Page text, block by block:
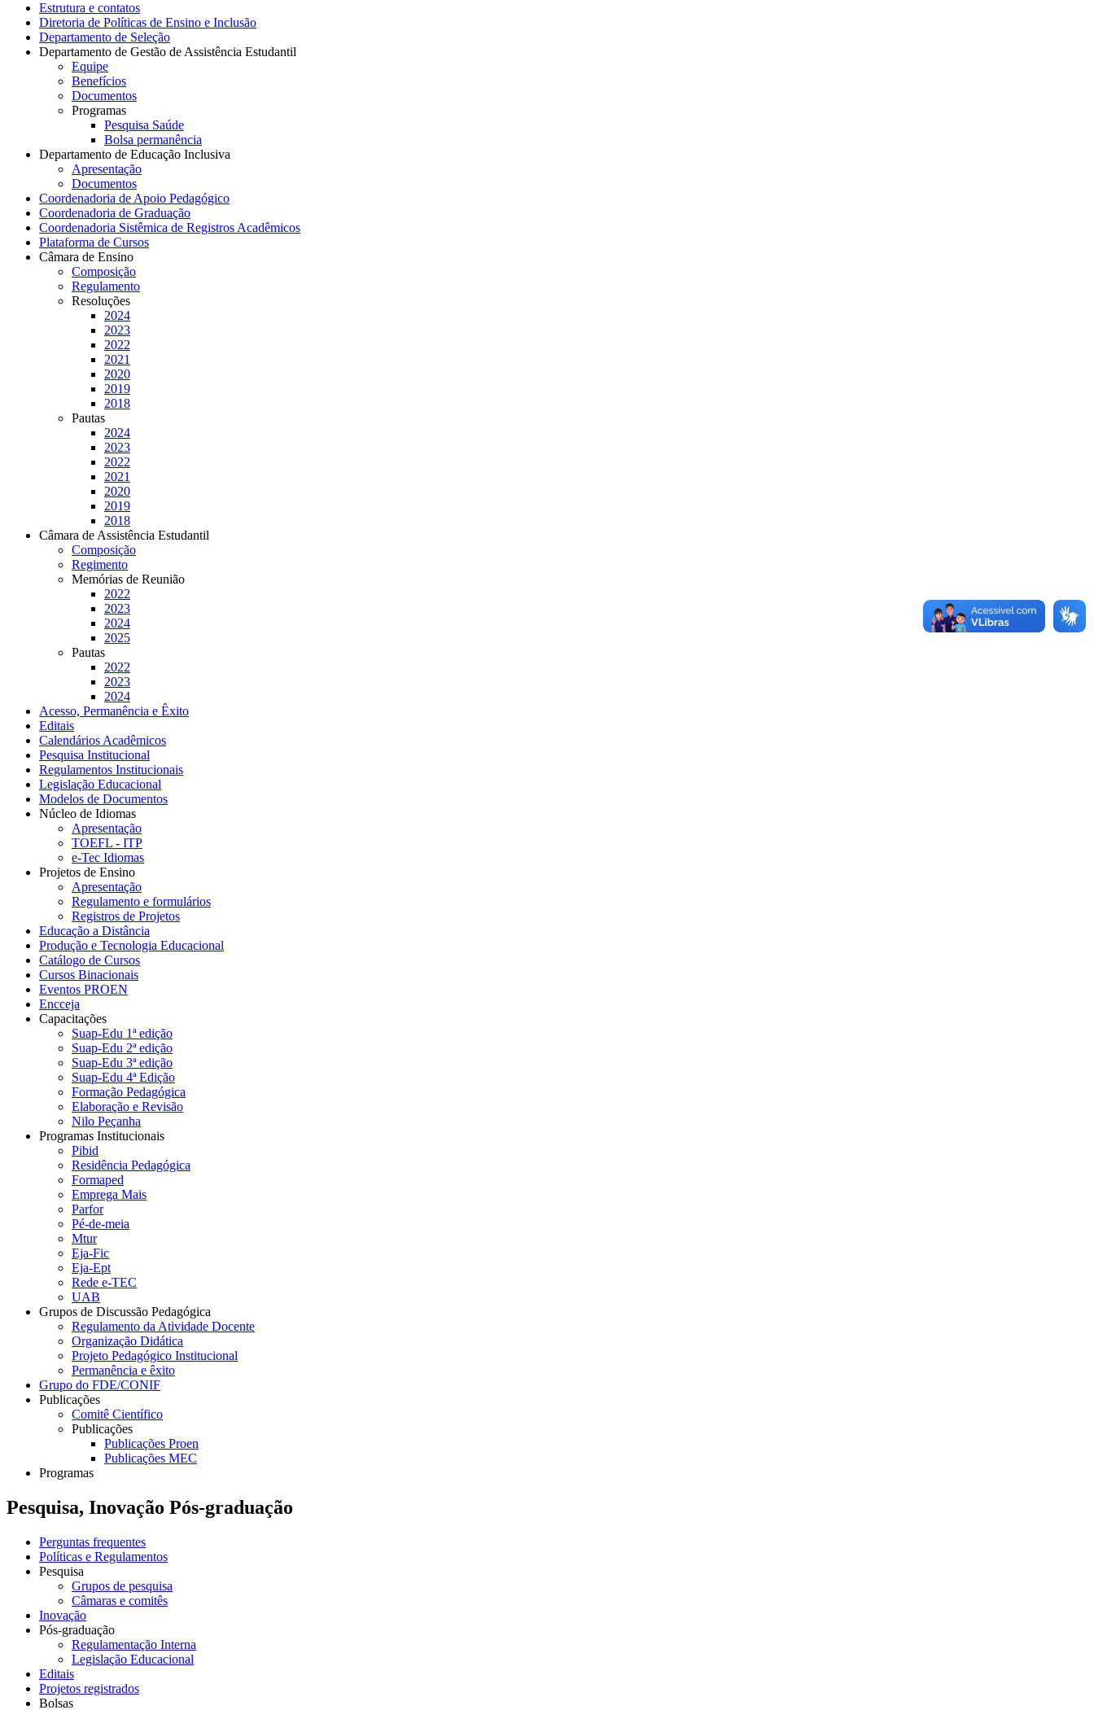
Estrutura e contatos
Diretoria de Políticas de Ensino e Inclusão
Departamento de Seleção
Departamento de Gestão de Assistência Estudantil
Equipe
Benefícios
Documentos
Programas
Pesquisa Saúde
Bolsa permanência
Departamento de Educação Inclusiva
Apresentação
Documentos
Coordenadoria de Apoio Pedagógico
Coordenadoria de Graduação
Coordenadoria Sistêmica de Registros Acadêmicos
Plataforma de Cursos
Câmara de Ensino
Composição
Regulamento
Resoluções
2024
2023
2022
2021
2020
2019
2018
Pautas
2024
2023
2022
2021
2020
2019
2018
Câmara de Assistência Estudantil
Composição
Regimento
Memórias de Reunião
2022
2023
2024
2025
Pautas
2022
2023
2024
Acesso, Permanência e Êxito
Editais
Calendários Acadêmicos
Pesquisa Institucional
Regulamentos Institucionais
Legislação Educacional
Modelos de Documentos
Núcleo de Idiomas
Apresentação
TOEFL - ITP
e-Tec Idiomas
Projetos de Ensino
Apresentação
Regulamento e formulários
Registros de Projetos
Educação a Distância
Produção e Tecnologia Educacional
Catálogo de Cursos
Cursos Binacionais
Eventos PROEN
Encceja
Capacitações
Suap-Edu 1ª edição
Suap-Edu 2ª edição
Suap-Edu 3ª edição
Suap-Edu 4ª Edição
Formação Pedagógica
Elaboração e Revisão
Nilo Peçanha
Programas Institucionais
Pibid
Residência Pedagógica
Formaped
Emprega Mais
Parfor
Pé-de-meia
Mtur
Eja-Fic
Eja-Ept
Rede e-TEC
UAB
Grupos de Discussão Pedagógica
Regulamento da Atividade Docente
Organização Didática
Projeto Pedagógico Institucional
Permanência e êxito
Grupo do FDE/CONIF
Publicações
Comitê Científico
Publicações
Publicações Proen
Publicações MEC
Programas
Pesquisa, Inovação Pós-graduação
Perguntas frequentes
Políticas e Regulamentos
Pesquisa
Grupos de pesquisa
Câmaras e comitês
Inovação
Pós-graduação
Regulamentação Interna
Legislação Educacional
Editais
Projetos registrados
Bolsas